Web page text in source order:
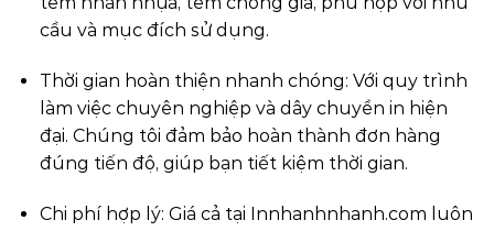
cầu và mục đích sử dụng.
Thời gian hoàn thiện nhanh chóng: Với quy trình
làm việc chuyên nghiệp và dây chuyền in hiện
đại. Chúng tôi đảm bảo hoàn thành đơn hàng
đúng tiến độ, giúp bạn tiết kiệm thời gian.
Chi phí hợp lý: Giá cả tại Innhanhnhanh.com luôn